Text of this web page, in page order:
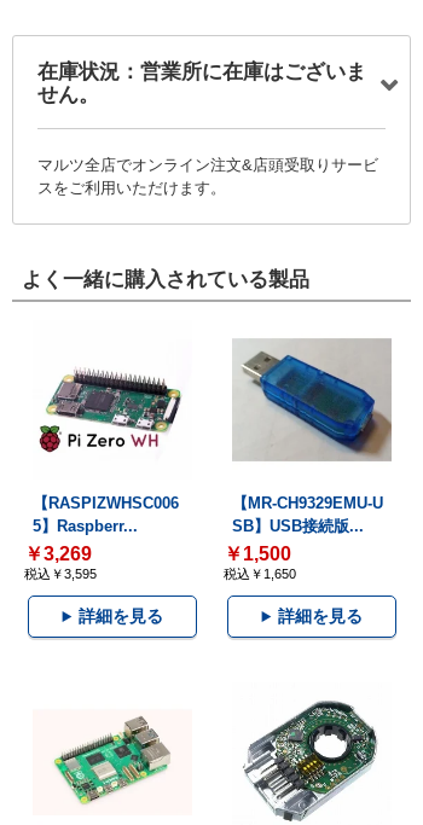
在庫状況：営業所に在庫はございま
せん。
マルツ全店でオンライン注文&店頭受取りサービ
スをご利用いただけます。
よく一緒に購入されている製品
【RASPIZWHSC006
5】Raspberr...
￥3,269
税込￥3,595
詳細を見る
【MR-CH9329EMU-U
SB】USB接続版...
￥1,500
税込￥1,650
詳細を見る